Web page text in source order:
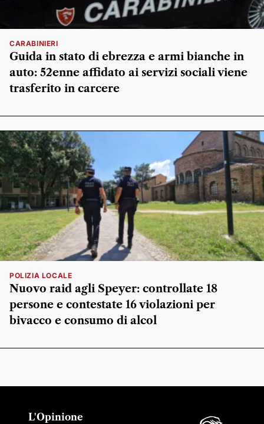
CARABINIERI
Guida in stato di ebrezza e armi bianche in
auto: 52enne affidato ai servizi sociali viene
trasferito in carcere
POLIZIA LOCALE
Nuovo raid agli Speyer: controllate 18
persone e contestate 16 violazioni per
bivacco e consumo di alcol
L'Opinione